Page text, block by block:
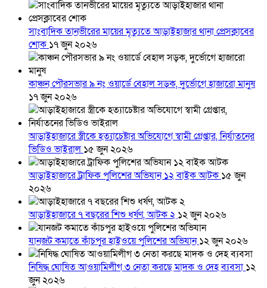
সাংবাদিক তানভীরের মায়ের মৃত্যুতে আড়াইহাজার থানা প্রেসক্লাবের
শোক ১৭ জুন ২০২৬
কাঞ্চন পৌরসভার ৯ নং ওয়ার্ডে বেহাল সড়ক, দুর্ভোগে হাজারো মানুষ
১৭ জুন ২০২৬
আড়াইহাজারে স্ত্রীকে হত্যাচেষ্টার অভিযোগে স্বামী গ্রেপ্তার, নির্যাতনের
ভিডিও ভাইরাল ১৫ জুন ২০২৬
আড়াইহাজারে ট্রাফিক পুলিশের অভিযান ১২ বাইক আটক ১৫ জুন
২০২৬
আড়াইহাজারে ৭ বছরের শিশু ধর্ষণ, আটক ২ ১২ জুন ২০২৬
যানজট কমাতে কাঁচপুর হাইওয়ে পুলিশের অভিযান১২ জুন ২০২৬
নিষিদ্ধ ঘোষিত আওয়ামিলীগ ৩ নেতা করছে মাদক ও দেহ ব্যবসা ১২
জুন ২০২৬